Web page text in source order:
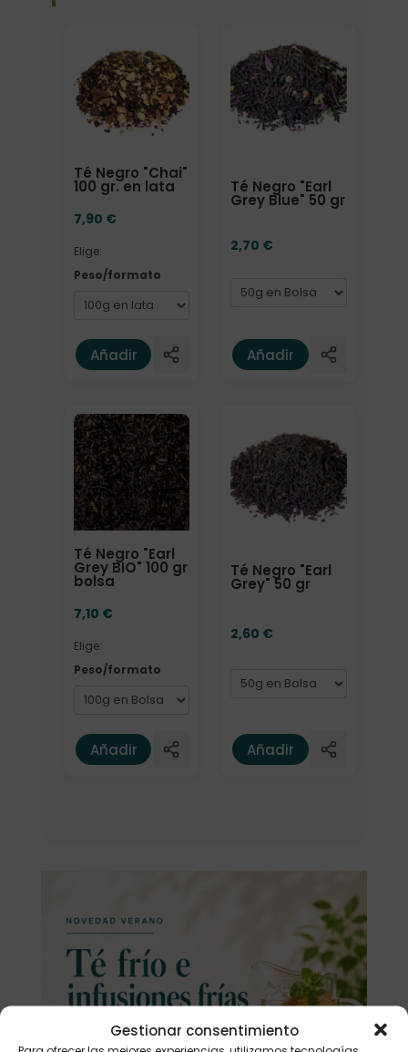
Gestionar consentimiento
Té Negro "Chai"
100 gr. en lata
7,90 €
Elige:
Peso/formato
Añadir
Té Negro "Earl
Grey Blue" 50 gr
2,70 €
Formato
Añadir
Té Negro "Earl
Grey BIO" 100 gr
bolsa
7,10 €
Elige:
Peso/formato
Elige: Peso/formato
Añadir
Té Negro "Earl
Grey" 50 gr
2,60 €
Añadir